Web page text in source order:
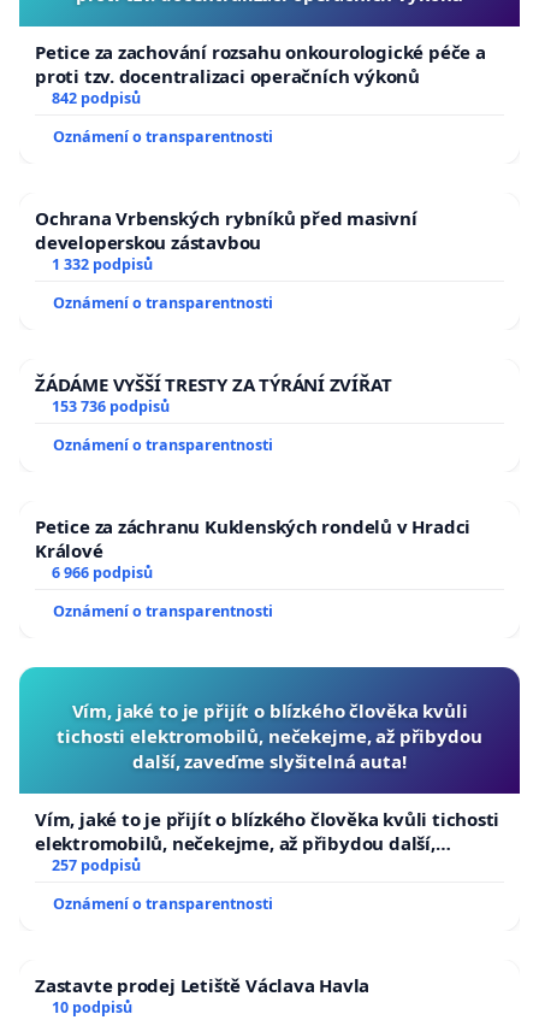
Petice za zachování rozsahu onkourologické péče a
proti tzv. docentralizaci operačních výkonů
842 podpisů
Oznámení o transparentnosti
Ochrana Vrbenských rybníků před masivní
developerskou zástavbou
1 332 podpisů
Oznámení o transparentnosti
ŽÁDÁME VYŠŠÍ TRESTY ZA TÝRÁNÍ ZVÍŘAT
153 736 podpisů
Oznámení o transparentnosti
Petice za záchranu Kuklenských rondelů v Hradci
Králové
6 966 podpisů
Oznámení o transparentnosti
Vím, jaké to je přijít o blízkého člověka kvůli
tichosti elektromobilů, nečekejme, až přibydou
další, zaveďme slyšitelná auta!
Vím, jaké to je přijít o blízkého člověka kvůli tichosti
elektromobilů, nečekejme, až přibydou další,
zaveďme slyšitelná auta!
257 podpisů
Oznámení o transparentnosti
Zastavte prodej Letiště Václava Havla
10 podpisů